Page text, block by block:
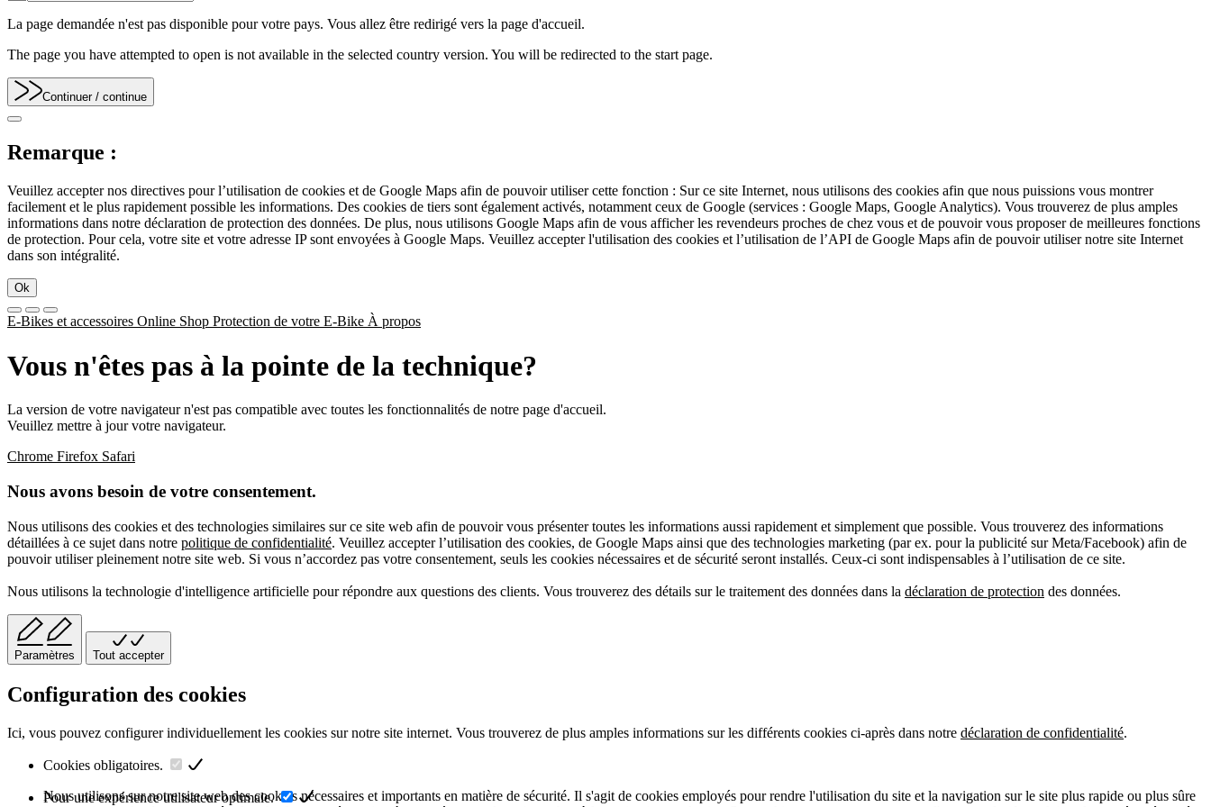
La page demandée n'est pas disponible pour votre pays. Vous allez être redirigé vers la page d'accueil.
The page you have attempted to open is not available in the selected country version. You will be redirected to the start page.
Continuer / continue
Remarque :
Veuillez accepter nos directives pour l’utilisation de cookies et de Google Maps afin de pouvoir utiliser cette fonction : Sur ce site Internet, nous utilisons des cookies afin que nous puissions vous montrer
facilement et le plus rapidement possible les informations. Des cookies de tiers sont également activés, notamment ceux de Google (services : Google Maps, Google Analytics). Vous trouverez de plus amples
informations dans notre déclaration de protection des données. De plus, nous utilisons Google Maps afin de vous afficher les revendeurs proches de chez vous et de pouvoir vous proposer de meilleures fonctions
de protection. Pour cela, votre site et votre adresse IP sont envoyées à Google Maps. Veuillez accepter l'utilisation des cookies et l’utilisation de l’API de Google Maps afin de pouvoir utiliser notre site Internet
dans son intégralité.
Ok
E-Bikes et accessoires Online Shop Protection de votre E-Bike À propos
Vous n'êtes pas à la pointe de la technique?
La version de votre navigateur n'est pas compatible avec toutes les fonctionnalités de notre page d'accueil.
Veuillez mettre à jour votre navigateur.
Chrome Firefox Safari
Nous avons besoin de votre consentement.
Nous utilisons des cookies et des technologies similaires sur ce site web afin de pouvoir vous présenter toutes les informations aussi rapidement et simplement que possible. Vous trouverez des informations
détaillées à ce sujet dans notre politique de confidentialité. Veuillez accepter l’utilisation des cookies, de Google Maps ainsi que des technologies marketing (par ex. pour la publicité sur Meta/Facebook) afin de
pouvoir utiliser pleinement notre site web. Si vous n’accordez pas votre consentement, seuls les cookies nécessaires et de sécurité seront installés. Ceux-ci sont indispensables à l’utilisation de ce site.
Nous utilisons la technologie d'intelligence artificielle pour répondre aux questions des clients. Vous trouverez des détails sur le traitement des données dans la déclaration de protection des données.
Paramètres Tout accepter
Configuration des cookies
Ici, vous pouvez configurer individuellement les cookies sur notre site internet. Vous trouverez de plus amples informations sur les différents cookies ci-après dans notre déclaration de confidentialité.
Cookies obligatoires.
Nous utilisons sur notre site web des cookies nécessaires et importants en matière de sécurité. Il s'agit de cookies employés pour rendre l'utilisation du site et la navigation sur le site plus rapide ou plus sûre
Pour une expérience utilisateur optimale.